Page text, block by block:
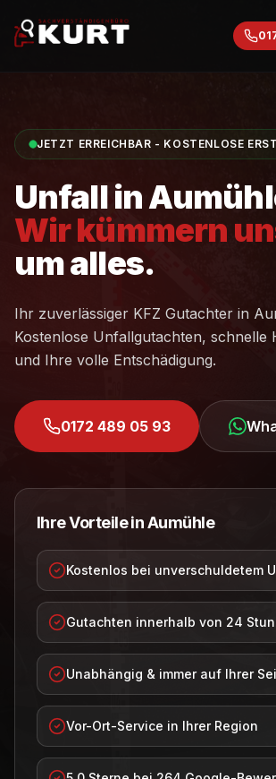
JETZT ERREICHBAR - KOSTENLOSE
Unfall in
Wir kümmern
um alles.
Ihr zuverlässiger KFZ Gutachter in
Kostenlose Unfallgutachten, schnelle
und Ihre volle Entschädigung.
0172 489 05 93
Ihre Vorteile inAumühle
Kostenlos bei unverschuldetem
Gutachten innerhalb von 24
Unabhängig & immer auf Ihrer
Vor-Ort-Service in Ihrer Region